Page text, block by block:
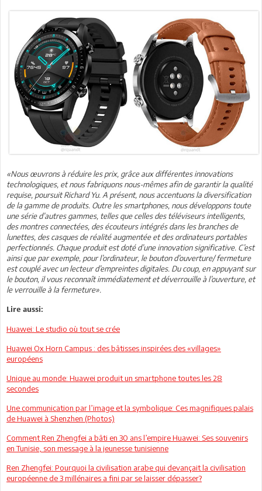
«Nous œuvrons à réduire les prix, grâce aux différentes innovations
technologiques, et nous fabriquons nous-mêmes afin de garantir la qualité
requise, poursuit Richard Yu. A présent, nous accentuons la diversification
de la gamme de produits. Outre les smartphones, nous développons toute
une série d’autres gammes, telles que celles des téléviseurs intelligents,
des montres connectées, des écouteurs intégrés dans les branches de
lunettes, des casques de réalité augmentée et des ordinateurs portables
perfectionnés. Chaque produit est doté d’une innovation significative. C’est
ainsi que par exemple, pour l’ordinateur, le bouton d’ouverture/ fermeture
est couplé avec un lecteur d’empreintes digitales. Du coup, en appuyant sur
le bouton, il vous reconnaît immédiatement et déverrouille à l’ouverture, et
le verrouille à la fermeture».
Lire aussi:
Huawei: Le studio où tout se crée
Huawei Ox Horn Campus : des bâtisses inspirées des «villages»
européens
Unique au monde: Huawei produit un smartphone toutes les 28
secondes
Une communication par l’image et la symbolique: Ces magnifiques palais
de Huawei à Shenzhen (Photos)
Comment Ren Zhengfei a bâti en 30 ans l’empire Huawei: Ses souvenirs
en Tunisie, son message à la jeunesse tunisienne
Ren Zhengfei: Pourquoi la civilisation arabe qui devançait la civilisation
européenne de 3 millénaires a fini par se laisser dépasser?